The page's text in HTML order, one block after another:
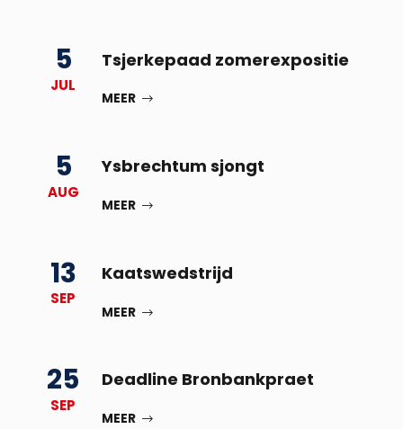
5
JUL
Tsjerkepaad zomerexpositie
MEER
5
AUG
Ysbrechtum sjongt
MEER
13
SEP
Kaatswedstrijd
MEER
25
SEP
Deadline Bronbankpraet
MEER